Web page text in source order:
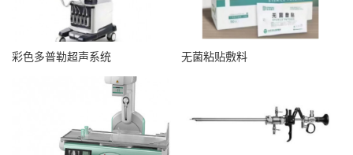
彩色多普勒超声系统 无菌粘贴敷料